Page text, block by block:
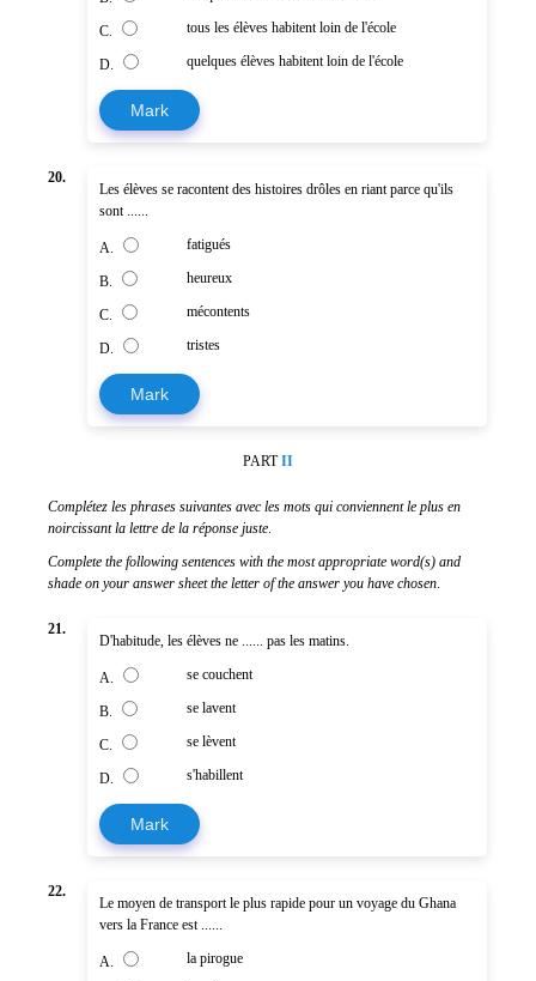
C. tous les élèves habitent loin de l'école
D. quelques élèves habitent loin de l'école
Mark
20.
Les élèves se racontent des histoires drôles en riant parce qu'ils
sont ......
A. fatigués
B. heureux
C. mécontents
D. tristes
Mark
PARTII
Complétez les phrases suivantes avec les mots qui conviennent le plus en
noircissant la lettre de la réponse juste
Complete the following sentences with the most appropriate word(s) and
shade on your answer sheet the letter of the answer you have chosen
21.
D'habitude, les élèves ne ...... pas les matins.
A. se couchent
B. se lavent
C. se lèvent
D. s'habillent
Mark
22.
Le moyen de transport le plus rapide pour un voyage du Ghana
vers la France est ......
A. la pirogue